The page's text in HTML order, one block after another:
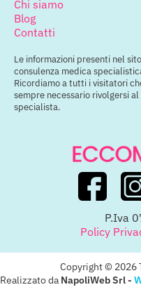
Chi siamo
Blog
Contatti
Le informazioni presenti nel
consulenza medica
Ricordiamo a tutti i visitatori
sempre necessario rivolgersi
specialista.
P.Iva
Policy
Copyright ©
Realizzato da NapoliWeb Srl -